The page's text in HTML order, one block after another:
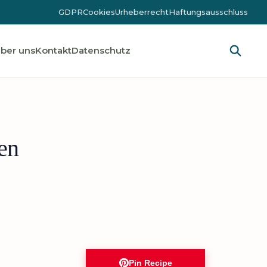
GDPRCookiesUrheberrechtHaftungsausschluss
unsKontaktDatenschutz
Pin Recipe